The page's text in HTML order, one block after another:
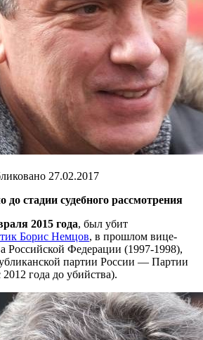
27.02.2017
до стадии судебного рассмотрения
2015 года, был убит
Борис Немцов, в прошлом вице-
Российской Федерации (1997-1998),
партии России — Партии
года до убийства).